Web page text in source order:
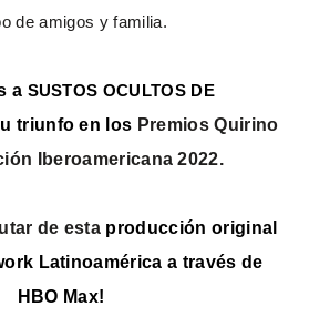
de amigos y familia.
a SUSTOS OCULTOS DE
triunfo en los Premios Quirino
Iberoamericana 2022.
de esta producción original
Latinoamérica a través de
HBO Max!